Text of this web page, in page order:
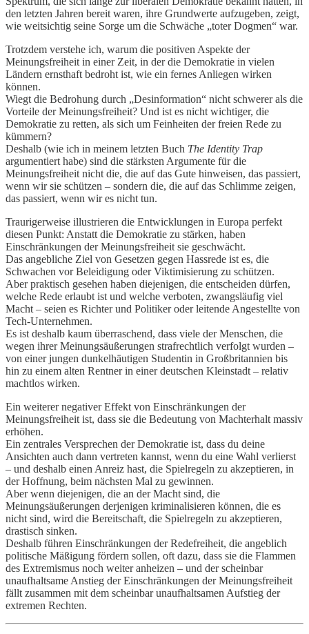
den letzten Jahren bereit waren, ihre Grundwerte aufzugeben, zeigt,
wie weitsichtig seine Sorge um die Schwäche „toter Dogmen“ war.
Trotzdem verstehe ich, warum die positiven Aspekte der
Meinungsfreiheit in einer Zeit, in der die Demokratie in vielen
Ländern ernsthaft bedroht ist, wie ein fernes Anliegen wirken
können.
Wiegt die Bedrohung durch „Desinformation“ nicht schwerer als die
Vorteile der Meinungsfreiheit? Und ist es nicht wichtiger, die
Demokratie zu retten, als sich um Feinheiten der freien Rede zu
kümmern?
Deshalb (wie ich in meinem letzten Buch The Identity Trap
argumentiert habe) sind die stärksten Argumente für die
Meinungsfreiheit nicht die, die auf das Gute hinweisen, das passiert,
wenn wir sie schützen – sondern die, die auf das Schlimme zeigen,
das passiert, wenn wir es nicht tun.
Traurigerweise illustrieren die Entwicklungen in Europa perfekt
diesen Punkt: Anstatt die Demokratie zu stärken, haben
Einschränkungen der Meinungsfreiheit sie geschwächt.
Das angebliche Ziel von Gesetzen gegen Hassrede ist es, die
Schwachen vor Beleidigung oder Viktimisierung zu schützen.
Aber praktisch gesehen haben diejenigen, die entscheiden dürfen,
welche Rede erlaubt ist und welche verboten, zwangsläufig viel
Macht – seien es Richter und Politiker oder leitende Angestellte von
Tech-Unternehmen.
Es ist deshalb kaum überraschend, dass viele der Menschen, die
wegen ihrer Meinungsäußerungen strafrechtlich verfolgt wurden –
von einer jungen dunkelhäutigen Studentin in Großbritannien bis
hin zu einem alten Rentner in einer deutschen Kleinstadt – relativ
machtlos wirken.
Ein weiterer negativer Effekt von Einschränkungen der
Meinungsfreiheit ist, dass sie die Bedeutung von Machterhalt massiv
erhöhen.
Ein zentrales Versprechen der Demokratie ist, dass du deine
Ansichten auch dann vertreten kannst, wenn du eine Wahl verlierst
– und deshalb einen Anreiz hast, die Spielregeln zu akzeptieren, in
der Hoffnung, beim nächsten Mal zu gewinnen.
Aber wenn diejenigen, die an der Macht sind, die
Meinungsäußerungen derjenigen kriminalisieren können, die es
nicht sind, wird die Bereitschaft, die Spielregeln zu akzeptieren,
drastisch sinken.
Deshalb führen Einschränkungen der Redefreiheit, die angeblich
politische Mäßigung fördern sollen, oft dazu, dass sie die Flammen
des Extremismus noch weiter anheizen – und der scheinbar
unaufhaltsame Anstieg der Einschränkungen der Meinungsfreiheit
fällt zusammen mit dem scheinbar unaufhaltsamen Aufstieg der
extremen Rechten.